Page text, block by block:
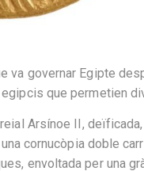
va governar Egipte
que permetien
Arsínoe II,
cornucòpia doble
envoltada per una